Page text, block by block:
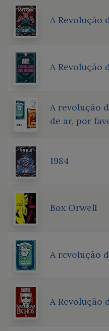
A Revolução
A Revolução
A revolução
de ar, por
1984
Box Orwell
A revolução
A Revolução